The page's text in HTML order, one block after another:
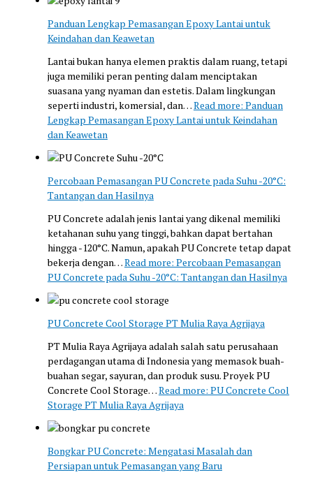
Panduan Lengkap Pemasangan Epoxy Lantai untuk
Keindahan dan Keawetan
Lantai bukan hanya elemen praktis dalam ruang, tetapi
juga memiliki peran penting dalam menciptakan
suasana yang nyaman dan estetis. Dalam lingkungan
seperti industri, komersial, dan…Read more: Panduan
Lengkap Pemasangan Epoxy Lantai untuk Keindahan
dan Keawetan
Percobaan Pemasangan PU Concrete pada Suhu -20°C:
Tantangan dan Hasilnya
PU Concrete adalah jenis lantai yang dikenal memiliki
ketahanan suhu yang tinggi, bahkan dapat bertahan
hingga -120°C. Namun, apakah PU Concrete tetap dapat
bekerja dengan…Read more: Percobaan Pemasangan
PU Concrete pada Suhu -20°C: Tantangan dan Hasilnya
PU Concrete Cool Storage PT Mulia Raya Agrijaya
PT Mulia Raya Agrijaya adalah salah satu perusahaan
perdagangan utama di Indonesia yang memasok buah-
buahan segar, sayuran, dan produk susu. Proyek PU
Concrete Cool Storage…Read more: PU Concrete Cool
Storage PT Mulia Raya Agrijaya
Bongkar PU Concrete: Mengatasi Masalah dan
Persiapan untuk Pemasangan yang Baru